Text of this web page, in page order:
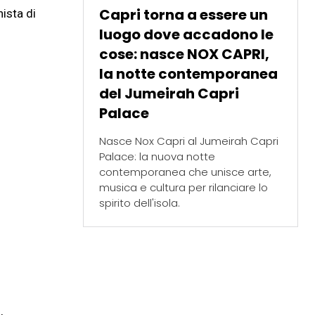
di
Capri torna a essere un
luogo dove accadono le
cose: nasce NOX CAPRI,
la notte contemporanea
del Jumeirah Capri
Palace
Nasce Nox Capri al Jumeirah Capri
Palace: la nuova notte
contemporanea che unisce arte,
musica e cultura per rilanciare lo
spirito dell'isola.